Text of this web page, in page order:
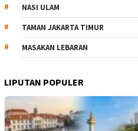
NASI ULAM
TAMAN JAKARTA TIMUR
MASAKAN LEBARAN
LIPUTAN POPULER